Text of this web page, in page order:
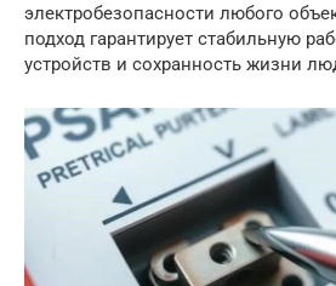
электробезопасности любого
подход гарантирует стабильную
устройств и сохранность жизни